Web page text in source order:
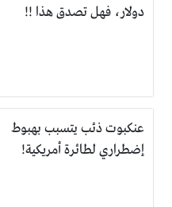
دولار، فهل تصدق هذا !!
عنكبوت ذئب يتسبب بهبوط
إضطراري لطائرة أمريكية!